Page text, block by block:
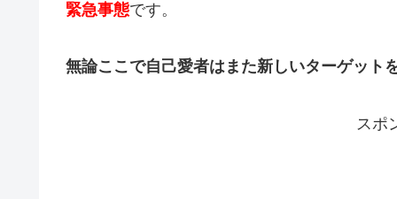
緊急事態です。
無論ここで自己愛者はまた新しいターゲット
スポ